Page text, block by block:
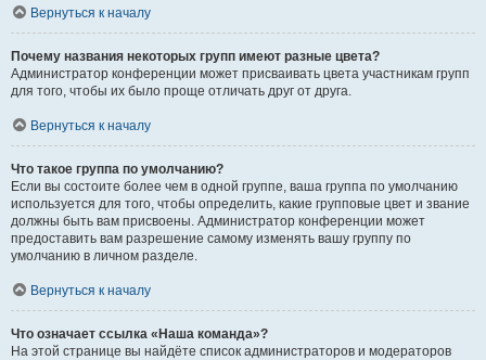
Вернуться к началу
Почему названия некоторых групп имеют разные цвета?
Администратор конференции может присваивать цвета участникам групп
для того, чтобы их было проще отличать друг от друга.
Вернуться к началу
Что такое группа по умолчанию?
Если вы состоите более чем в одной группе, ваша группа по умолчанию
используется для того, чтобы определить, какие групповые цвет и звание
должны быть вам присвоены. Администратор конференции может
предоставить вам разрешение самому изменять вашу группу по
умолчанию в личном разделе.
Вернуться к началу
Что означает ссылка «Наша команда»?
На этой странице вы найдёте список администраторов и модераторов